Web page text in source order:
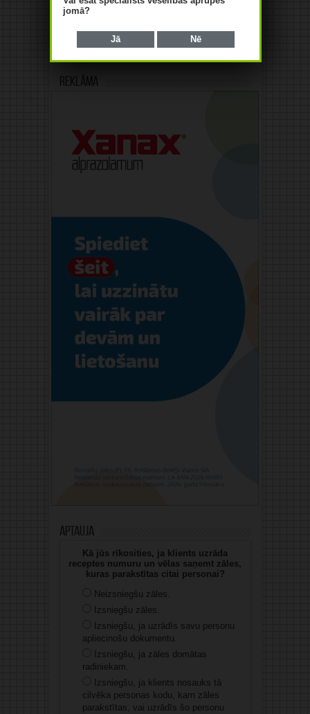
Reklāma
Aptauja
Kā jūs rīkosities, ja klients uzrāda
receptes numuru un vēlas saņemt zāles,
kuras parakstītas citai personai?
Neizsniegšu zāles.
Izsniegšu zāles.
Izsniegšu, ja uzrādīs savu personu
apliecinošu dokumentu.
Izsniegšu, ja zāles domātas
radiniekam.
Izsniegšu, ja klients nosauks tā
cilvēka personas kodu, kam zāles
parakstītas, vai uzrādīs šo personu
jomā?
Jā Nē